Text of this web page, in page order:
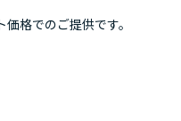
格でのご提供です。